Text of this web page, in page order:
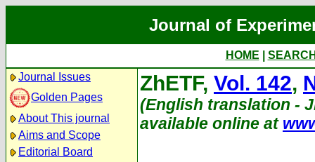
Journal of
HOME
Journal Issues
Golden Pages
About This journal
Aims and Scope
Editorial Board
ZhETF, Vol. 142,
(English translation -
available online at